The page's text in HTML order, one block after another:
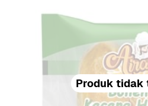
Produk tidak